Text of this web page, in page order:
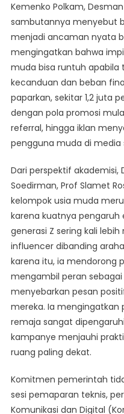
Kemenko Polkam,
sambutannya menyebut
menjadi ancaman nyata
mengingatkan bahwa
muda bisa runtuh apabila
kecanduan dan beban
paparkan, sekitar 1,2 juta
dengan pola promosi
referral, hingga iklan
pengguna muda di media
Dari perspektif akademisi,
Soedirman, Prof Slamet
kelompok usia muda
karena kuatnya pengaruh
generasi Z sering kali
influencer dibanding
karena itu, ia mendorong
mengambil peran
menyebarkan pesan
mereka. Ia mengingatkan
remaja sangat
kampanye menjauhi
ruang paling dekat.
Komitmen pemerintah
sesi pemaparan teknis,
Komunikasi dan Digital